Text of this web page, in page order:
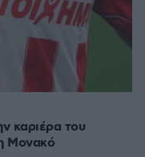
καριέρα του
Μονακό